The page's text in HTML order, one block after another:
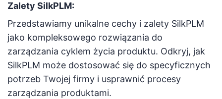
Zalety SilkPLM:
Przedstawiamy unikalne cechy i zalety SilkPLM
jako kompleksowego rozwiązania do
zarządzania cyklem życia produktu. Odkryj, jak
SilkPLM może dostosować się do specyficznych
potrzeb Twojej firmy i usprawnić procesy
zarządzania produktami.